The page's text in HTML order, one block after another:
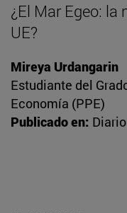
¿El Mar Egeo: la
UE?
Mireya Urdangarin
Estudiante del
Economía (PPE)
Publicado en: